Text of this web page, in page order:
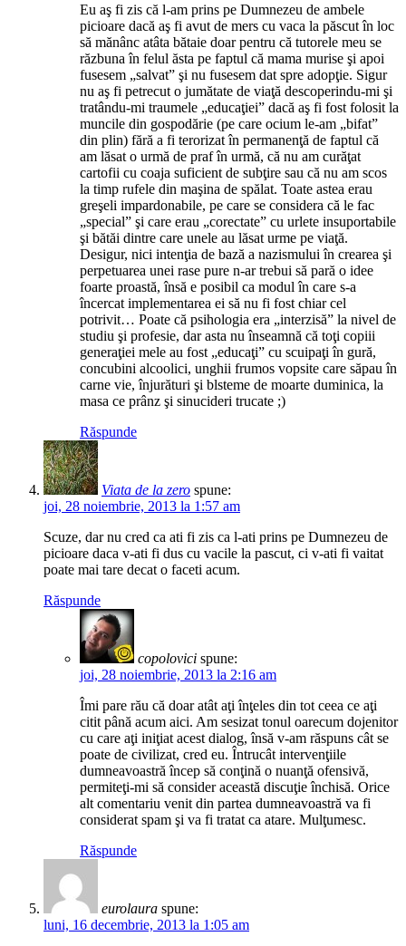
Eu aş fi zis că l-am prins pe Dumnezeu de ambele
picioare dacă aş fi avut de mers cu vaca la păscut în loc
să mănânc atâta bătaie doar pentru că tutorele meu se
răzbuna în felul ăsta pe faptul că mama murise şi apoi
fusesem „salvat” şi nu fusesem dat spre adopţie. Sigur
nu aş fi petrecut o jumătate de viaţă descoperindu-mi şi
tratându-mi traumele „educaţiei” dacă aş fi fost folosit la
muncile din gospodărie (pe care ocium le-am „bifat”
din plin) fără a fi terorizat în permanenţă de faptul că
am lăsat o urmă de praf în urmă, că nu am curăţat
cartofii cu coaja suficient de subţire sau că nu am scos
la timp rufele din maşina de spălat. Toate astea erau
greşeli impardonabile, pe care se considera că le fac
„special” şi care erau „corectate” cu urlete insuportabile
şi bătăi dintre care unele au lăsat urme pe viaţă.
Desigur, nici intenţia de bază a nazismului în crearea şi
perpetuarea unei rase pure n-ar trebui să pară o idee
foarte proastă, însă e posibil ca modul în care s-a
încercat implementarea ei să nu fi fost chiar cel
potrivit… Poate că psihologia era „interzisă” la nivel de
studiu şi profesie, dar asta nu înseamnă că toţi copiii
generaţiei mele au fost „educaţi” cu scuipaţi în gură,
concubini alcoolici, unghii frumos vopsite care săpau în
carne vie, înjurături şi blsteme de moarte duminica, la
masa ce prânz şi sinucideri trucate ;)
Răspunde
Viata de la zero spune:
joi, 28 noiembrie, 2013 la 1:57 am
Scuze, dar nu cred ca ati fi zis ca l-ati prins pe Dumnezeu de
picioare daca v-ati fi dus cu vacile la pascut, ci v-ati fi vaitat
poate mai tare decat o faceti acum.
Răspunde
copolovici spune:
joi, 28 noiembrie, 2013 la 2:16 am
Îmi pare rău că doar atât aţi înţeles din tot ceea ce aţi
citit până acum aici. Am sesizat tonul oarecum dojenitor
cu care aţi iniţiat acest dialog, însă v-am răspuns cât se
poate de civilizat, cred eu. Întrucât intervenţiile
dumneavoastră încep să conţină o nuanţă ofensivă,
permiteţi-mi să consider această discuţie închisă. Orice
alt comentariu venit din partea dumneavoastră va fi
considerat spam şi va fi tratat ca atare. Mulţumesc.
Răspunde
eurolaura spune:
luni, 16 decembrie, 2013 la 1:05 am